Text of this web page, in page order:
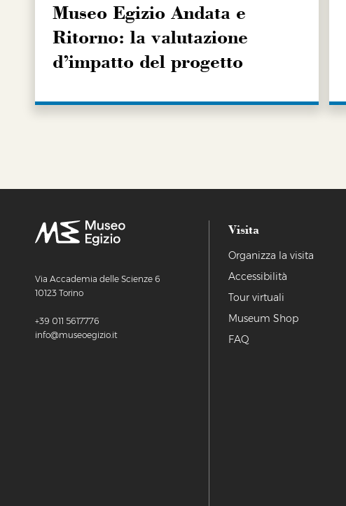
Museo Egizio Andata e
Ritorno: la valutazione
d’impatto del progetto
Via Accademia delle Scienze 6
10123 Torino
+39 011 5617776
info@museoegizio.it
Visita
Organizza la visita
Accessibilità
Tour virtuali
Museum Shop
FAQ